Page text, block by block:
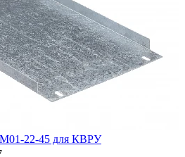
22-45 для КВРУ